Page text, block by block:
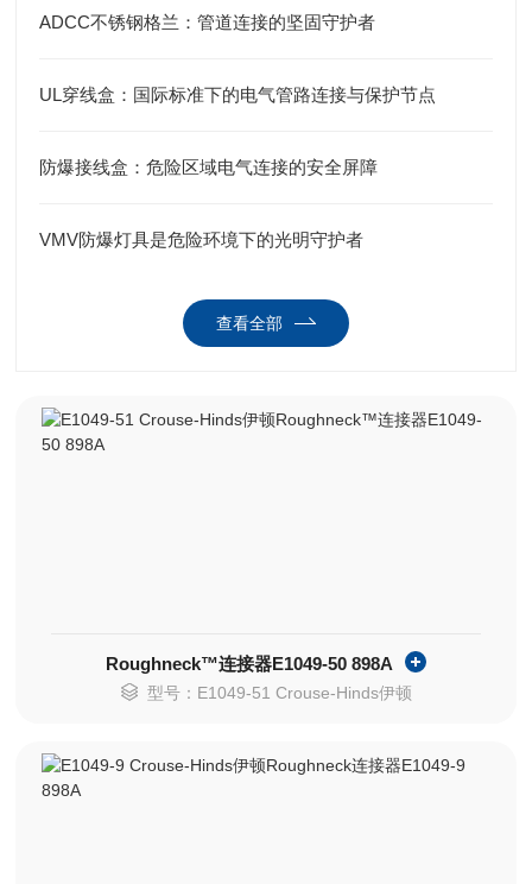
ADCC不锈钢格兰：管道连接的坚固守护者
UL穿线盒：国际标准下的电气管路连接与保护节点
防爆接线盒：危险区域电气连接的安全屏障
VMV防爆灯具是危险环境下的光明守护者
查看全部
Roughneck™连接器E1049-50 898A
型号：E1049-51 Crouse-Hinds伊顿